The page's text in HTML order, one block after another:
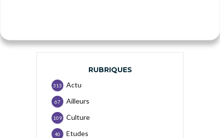
RUBRIQUES
Actu
313
Ailleurs
67
Culture
109
Etudes
40